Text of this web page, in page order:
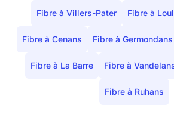
Fibre à Villers-Pater Fibre à
Fibre à Cenans Fibre à Germondans
Fibre à La Barre Fibre à
Fibre à Ruhans